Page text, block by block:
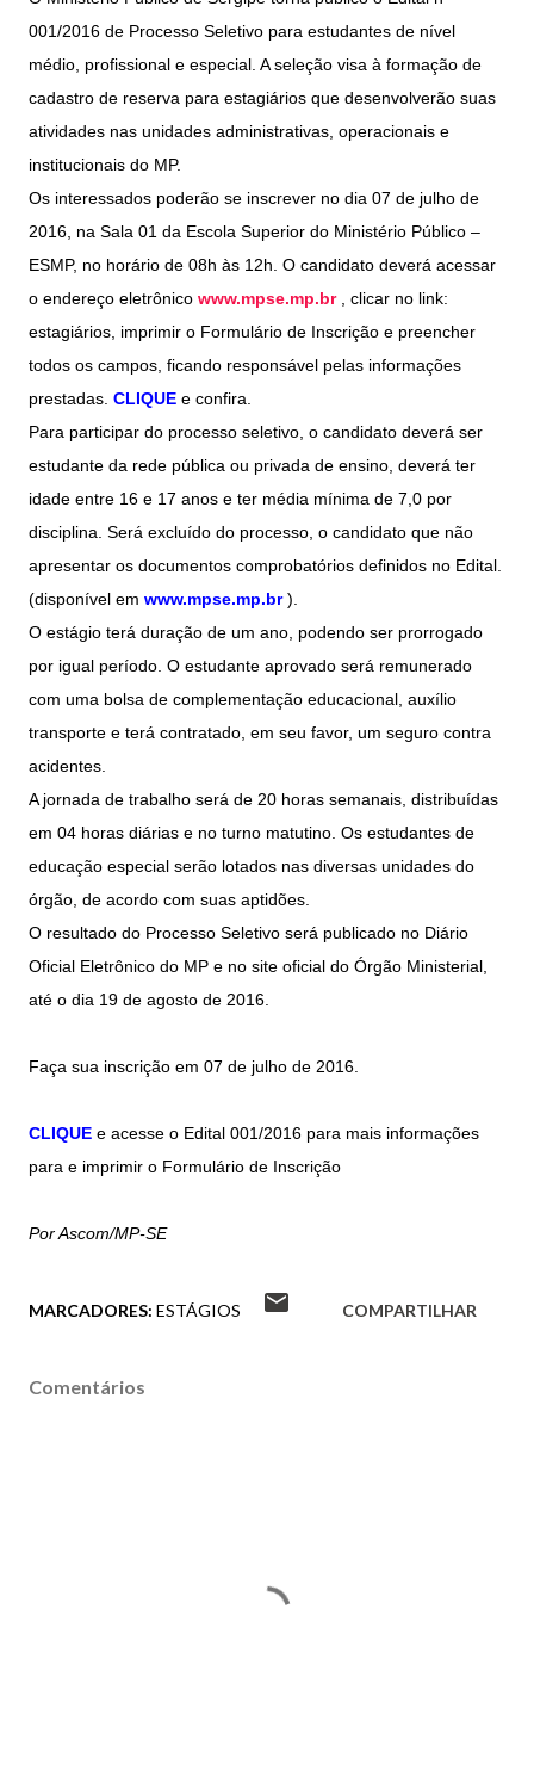
001/2016 de Processo Seletivo para estudantes de nível
médio, profissional e especial. A seleção visa à formação de
cadastro de reserva para estagiários que desenvolverão suas
atividades nas unidades administrativas, operacionais e
institucionais do MP.
Os interessados poderão se inscrever no dia 07 de julho de
2016, na Sala 01 da Escola Superior do Ministério Público –
ESMP, no horário de 08h às 12h. O candidato deverá acessar
o endereço eletrônico www.mpse.mp.br, clicar no link:
estagiários, imprimir o Formulário de Inscrição e preencher
todos os campos, ficando responsável pelas informações
prestadas. CLIQUE e confira.
Para participar do processo seletivo, o candidato deverá ser
estudante da rede pública ou privada de ensino, deverá ter
idade entre 16 e 17 anos e ter média mínima de 7,0 por
disciplina. Será excluído do processo, o candidato que não
apresentar os documentos comprobatórios definidos no Edital.
(disponível em www.mpse.mp.br).
O estágio terá duração de um ano, podendo ser prorrogado
por igual período. O estudante aprovado será remunerado
com uma bolsa de complementação educacional, auxílio
transporte e terá contratado, em seu favor, um seguro contra
acidentes.
A jornada de trabalho será de 20 horas semanais, distribuídas
em 04 horas diárias e no turno matutino. Os estudantes de
educação especial serão lotados nas diversas unidades do
órgão, de acordo com suas aptidões.
O resultado do Processo Seletivo será publicado no Diário
Oficial Eletrônico do MP e no site oficial do Órgão Ministerial,
até o dia 19 de agosto de 2016.
Faça sua inscrição em 07 de julho de 2016.
CLIQUE e acesse o Edital 001/2016 para mais informações
para e imprimir o Formulário de Inscrição
Por Ascom/MP-SE
MARCADORES: ESTÁGIOS COMPARTILHAR
Comentários